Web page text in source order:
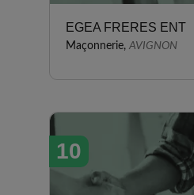
EGEA FRERES ENT
Maçonnerie, AVIGNON
10